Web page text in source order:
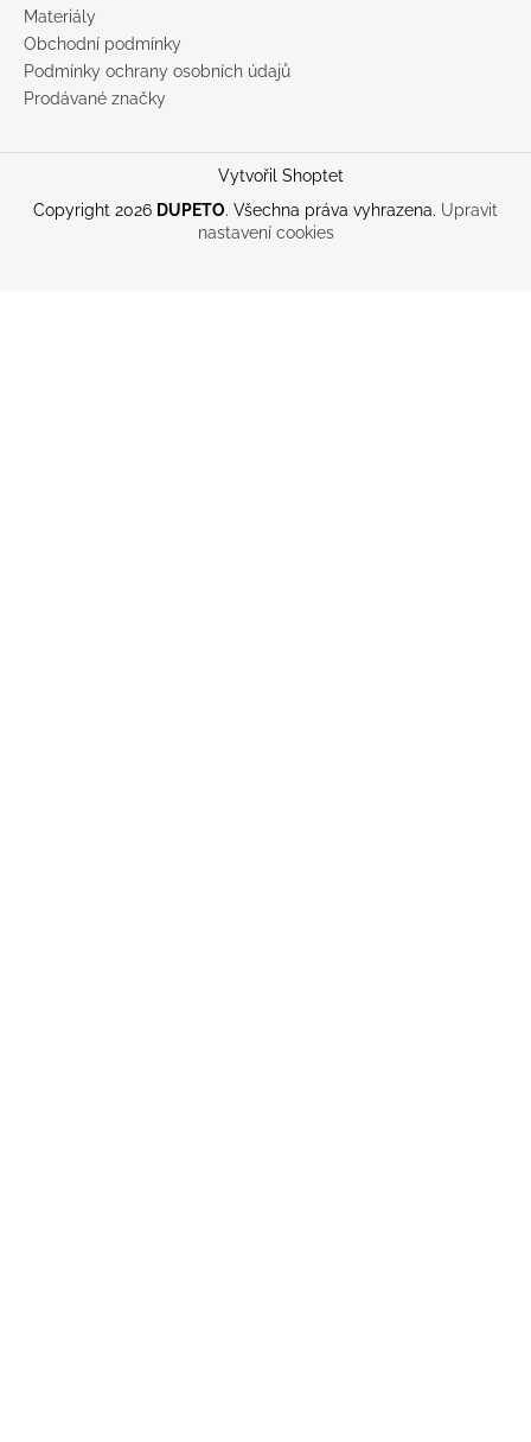
Materiály
Obchodní podmínky
Podmínky ochrany osobních údajů
Prodávané značky
Vytvořil Shoptet
Copyright 2026 DUPETO. Všechna práva vyhrazena. Upravit
nastavení cookies